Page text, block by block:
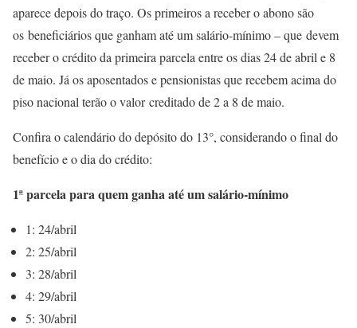
aparece depois do traço. Os primeiros a receber o abono são
os beneficiários que ganham até um salário-mínimo – que devem
receber o crédito da primeira parcela entre os dias 24 de abril e 8
de maio. Já os aposentados e pensionistas que recebem acima do
piso nacional terão o valor creditado de 2 a 8 de maio.
Confira o calendário do depósito do 13°, considerando o final do
benefício e o dia do crédito:
1ª parcela para quem ganha até um salário-mínimo
1: 24/abril
2: 25/abril
3: 28/abril
4: 29/abril
5: 30/abril